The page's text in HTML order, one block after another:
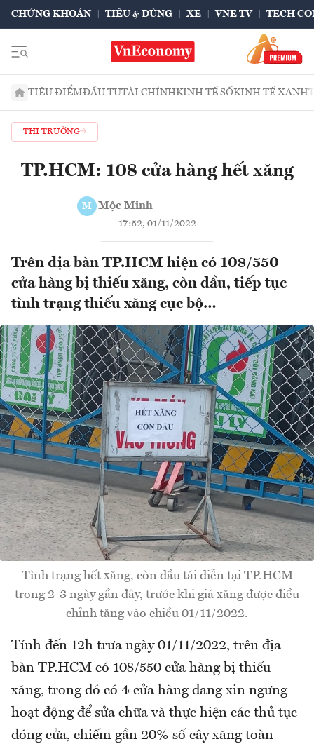
CHỨNG KHOÁN TIÊU & DÙNG XE VNE TV TECH
TIÊU ĐIỂMĐẦU TƯTÀI CHÍNHKINH TẾ SỐKINH TẾ XANH
THỊ TRƯỜNG
TP.HCM: 108 cửa hàng hết xăng
M Mộc Minh
17:52, 01/11/2022
Trên địa bàn TP.HCM hiện có 108/550
cửa hàng bị thiếu xăng, còn dầu, tiếp tục
tình trạng thiếu xăng cục bộ…
Tình trạng hết xăng, còn dầu tái diễn tại TP.HCM
trong 2-3 ngày gần đây, trước khi giá xăng được điều
chỉnh tăng vào chiều 01/11/2022.
Tính đến 12h trưa ngày 01/11/2022, trên địa
bàn TP.HCM có 108/550 cửa hàng bị thiếu
xăng, trong đó có 4 cửa hàng đang xin ngưng
hoạt động để sửa chữa và thực hiện các thủ tục
đóng cửa, chiếm gần 20% số cây xăng toàn